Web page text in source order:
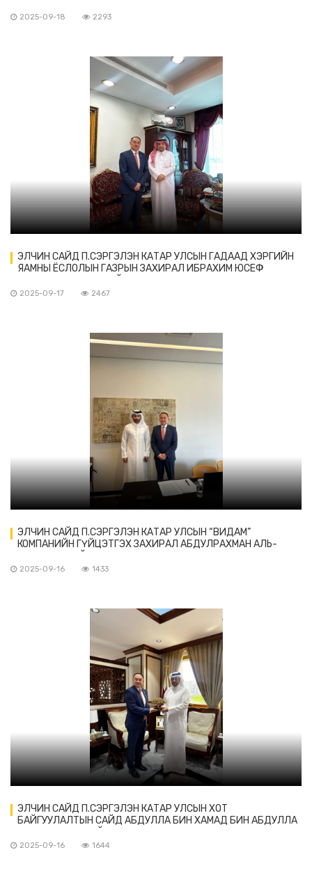
2025-09-18 2293
ЭЛЧИН САЙД П.СЭРГЭЛЭН КАТАР УЛСЫН ГАДААД ХЭРГИЙН
ЯАМНЫ ЁСЛОЛЫН ГАЗРЫН ЗАХИРАЛ ИБРАХИМ ЮСЕФ
2025-09-17 2467
ЭЛЧИН САЙД П.СЭРГЭЛЭН КАТАР УЛСЫН “ВИДАМ”
КОМПАНИЙН ГҮЙЦЭТГЭХ ЗАХИРАЛ АБДУЛРАХМАН АЛЬ-
2025-09-16 1433
ЭЛЧИН САЙД П.СЭРГЭЛЭН КАТАР УЛСЫН ХОТ
БАЙГУУЛАЛТЫН САЙД АБДУЛЛА БИН ХАМАД БИН АБДУЛЛА
2025-09-16 1644